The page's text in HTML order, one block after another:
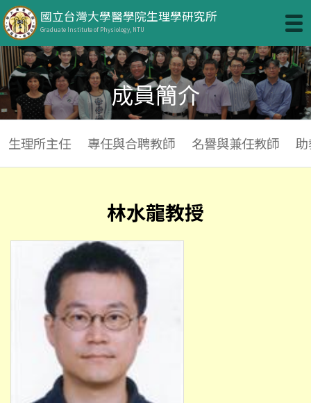
國立台灣大學醫學院生理學研究所
Graduate Institute of Physiology, NTU
成員簡介
生理所主任 專任與合聘教師 名譽與兼任教師
林水龍教授